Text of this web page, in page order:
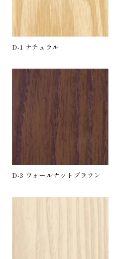
D-1 ナチュラル
D-3 ウォールナットブラウン